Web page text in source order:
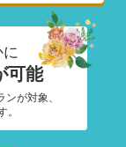
可能
が対象、